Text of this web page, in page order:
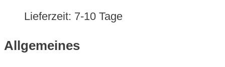
Lieferzeit: 7-10 Tage
Allgemeines